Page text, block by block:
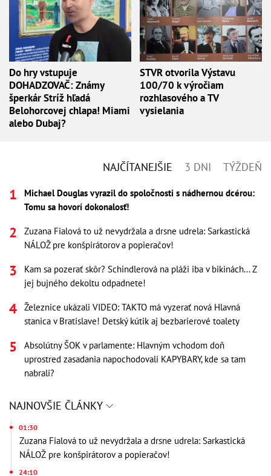
Do hry vstupuje
DOHADZOVAČ: Známy
šperkár Stríž hľadá
Belohorcovej chlapa! Miami
alebo Dubaj?
STVR otvorila Výstavu
100/70 k výročiam
rozhlasového a TV
vysielania
NAJČÍTANEJŠIE 3 DNI TÝŽDEŇ
Michael Douglas vyrazil do spoločnosti s nádhernou dcérou:
Tomu sa hovorí dokonalosť!
Zuzana Fialová to už nevydržala a drsne udrela: Sarkastická
NÁLOŽ pre konšpirátorov a popieračov!
Kam sa pozerať skôr? Schindlerová na pláži iba v bikinách... Z
jej bujného dekoltu odpadnete!
Železnice ukázali VIDEO: TAKTO má vyzerať nová Hlavná
stanica v Bratislave! Detský kútik aj bezbarierové toalety
Absolútny ŠOK v parlamente: Hlavným vchodom doň
uprostred zasadania napochodovali KAPYBARY, kde sa tam
nabrali?
NAJNOVŠIE ČLÁNKY
01:30
Zuzana Fialová to už nevydržala a drsne udrela: Sarkastická
NÁLOŽ pre konšpirátorov a popieračov!
24:10